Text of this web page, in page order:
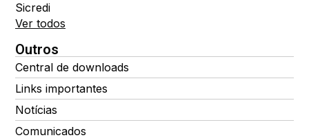
Sicredi
Ver todos
Outros
Central de downloads
Links importantes
Notícias
Comunicados